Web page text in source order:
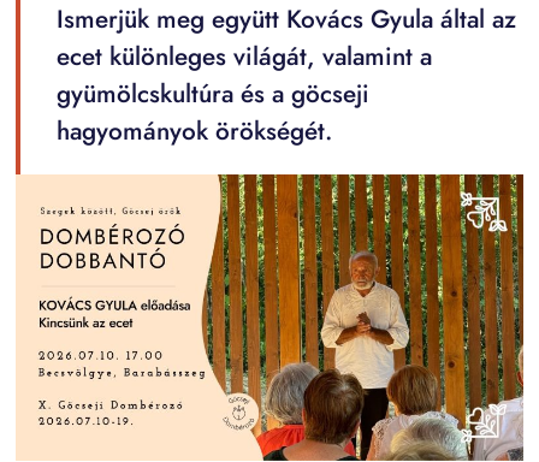
Ismerjük meg együtt Kovács Gyula által az
ecet különleges világát, valamint a
gyümölcskultúra és a göcseji
hagyományok örökségét.